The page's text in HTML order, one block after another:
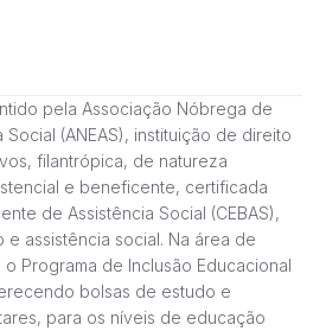
pela Associação Nóbrega de
(ANEAS), instituição de direito
filantrópica, de natureza
e beneficente, certificada
de Assistência Social (CEBAS),
assistência social. Na área de
Programa de Inclusão Educacional
bolsas de estudo e
para os níveis de educação